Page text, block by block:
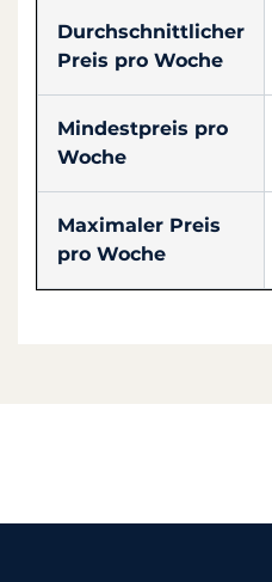
Durchschnittlicher
Preis pro Woche
Mindestpreis pro
Woche
Maximaler Preis
pro Woche